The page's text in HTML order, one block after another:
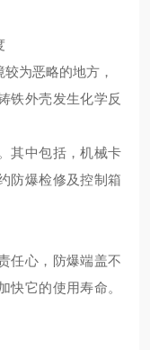
为恶略的地方，
铁外壳发生化学反
其中包括，机械卡
防爆检修及控制箱
任心，防爆端盖不
快它的使用寿命。